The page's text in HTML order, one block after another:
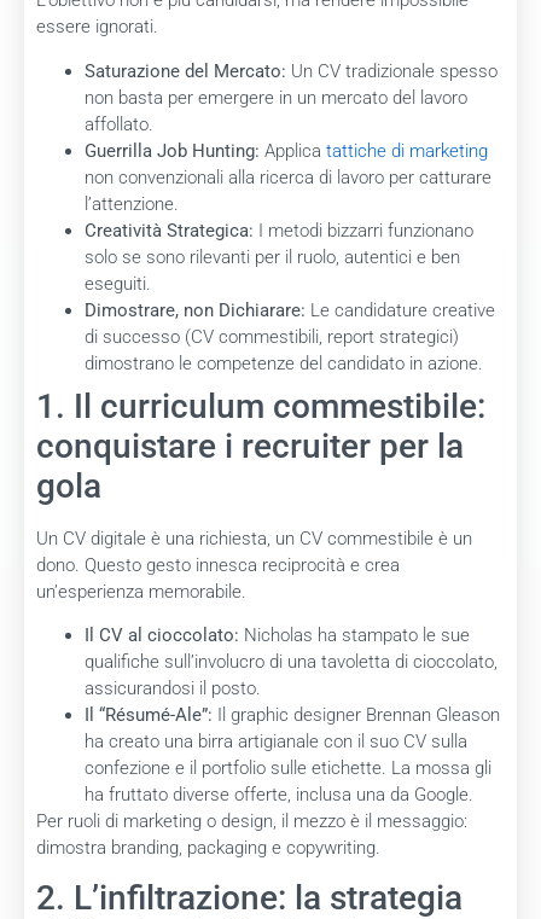
essere ignorati.
Saturazione del Mercato: Un CV tradizionale spesso
non basta per emergere in un mercato del lavoro
affollato.
Guerrilla Job Hunting: Applica tattiche di marketing
non convenzionali alla ricerca di lavoro per catturare
l’attenzione.
Creatività Strategica: I metodi bizzarri funzionano
solo se sono rilevanti per il ruolo, autentici e ben
eseguiti.
Dimostrare, non Dichiarare: Le candidature creative
di successo (CV commestibili, report strategici)
dimostrano le competenze del candidato in azione.
1. Il curriculum commestibile:
conquistare i recruiter per la
gola
Un CV digitale è una richiesta, un CV commestibile è un
dono. Questo gesto innesca reciprocità e crea
un’esperienza memorabile.
Il CV al cioccolato: Nicholas ha stampato le sue
qualifiche sull’involucro di una tavoletta di cioccolato,
assicurandosi il posto.
Il “Résumé-Ale”: Il graphic designer Brennan Gleason
ha creato una birra artigianale con il suo CV sulla
confezione e il portfolio sulle etichette. La mossa gli
ha fruttato diverse offerte, inclusa una da Google.
Per ruoli di marketing o design, il mezzo è il messaggio:
dimostra branding, packaging e copywriting.
2. L’infiltrazione: la strategia